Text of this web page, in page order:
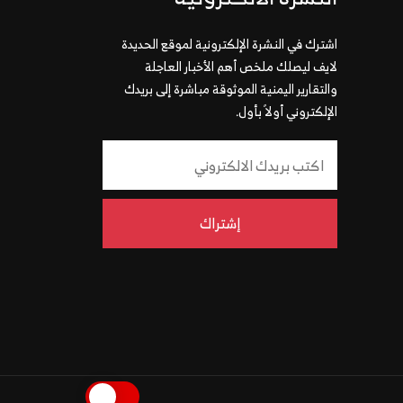
اشترك في النشرة الإلكترونية لموقع الحديدة
لايف ليصلك ملخص أهم الأخبار العاجلة
والتقارير اليمنية الموثوقة مباشرة إلى بريدك
الإلكتروني أولاً بأول.
إشتراك